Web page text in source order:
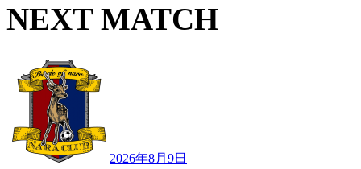
NEXT MATCH
2026年8月9日